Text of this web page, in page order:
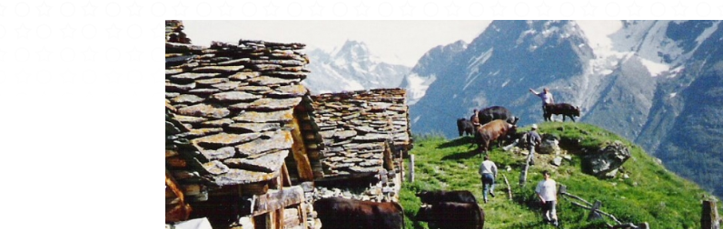
CULTURE ET PATRIMOINE
Patrimoine
Office du tourisme
Manifestations
Paroisse
PRATIQUE
Guichet virtuel
Annuaire communal
Energie
Cartographie / SIT
Gestion des déchets